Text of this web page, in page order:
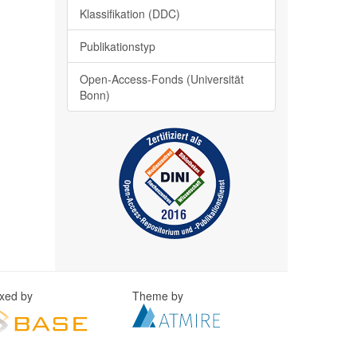
Klassifikation (DDC)
Publikationstyp
Open-Access-Fonds (Universität
Bonn)
by Theme by